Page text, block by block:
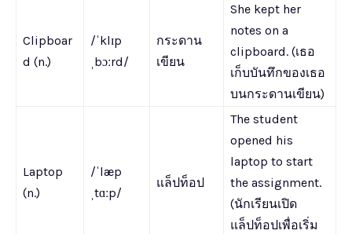
Clipboar
d (n.)
/ˈklɪp
ˌbɔːrd/
กระดาน
เขียน
She kept her
notes on a
clipboard. (เธอ
เก็บบันทึกของเธอ
บนกระดานเขียน)
Laptop
(n.)
/ˈlæp
ˌtɑːp/
แล็ปท็อป
The student
opened his
laptop to start
the assignment.
(นักเรียนเปิด
แล็ปท็อปเพื่อเริ่ม